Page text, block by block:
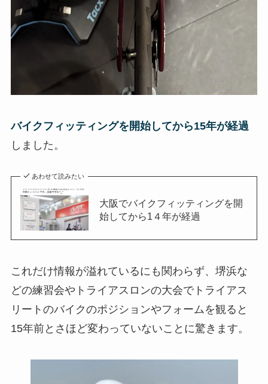
バイクフィッティングを開始してから15年が経過
しました。
あわせて読みたい
大阪でバイクフィッティングを開
始してから1４年が経過
これだけ情報が溢れているにも関わらず、堺浜な
どの練習会やトライアスロンの大会でトライアス
リートのバイクのポジションやフォームを観ると
15年前とさほど変わっていないことに驚きます。